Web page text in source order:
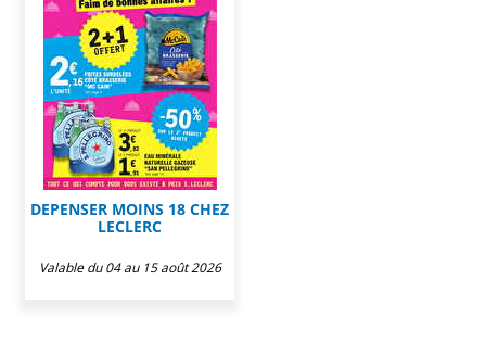
DEPENSER MOINS 18 CHEZ
LECLERC
Valable du 04 au 15 août 2026